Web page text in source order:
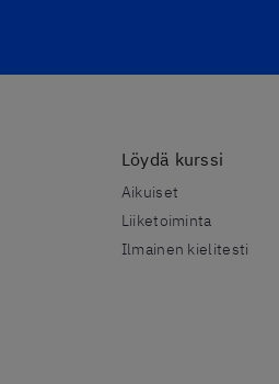
Löydä kurssi
Aikuiset
Liiketoiminta
Ilmainen kielitesti